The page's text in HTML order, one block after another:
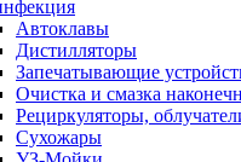
Автоклавы
Дистилляторы
Запечатывающие
Очистка и смазка
Рециркуляторы,
Сухожары